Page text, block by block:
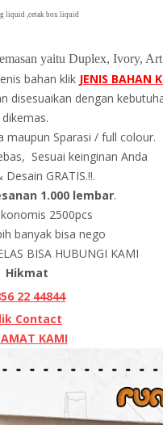
liquid ,cetak box liquid
yaitu Duplex, Ivory,
bahan klik JENIS BAHAN
disesuaikan dengan
dikemas.
maupun Sparasi / full colour.
Sesuai keinginan Anda
Desain GRATIS.!!.
1.000 lembar.
2500pcs
banyak bisa nego
BISA HUBUNGI KAMI
Hikmat
22 44844
Contact
KAMI